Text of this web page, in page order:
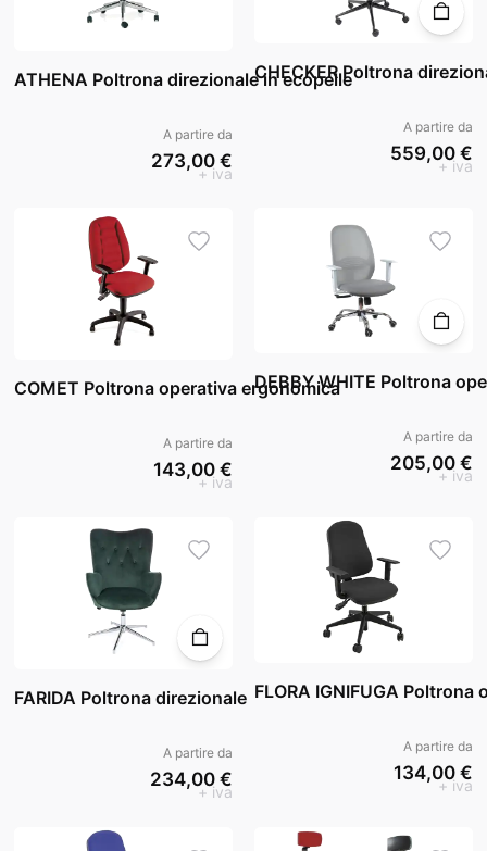
ATHENA Poltrona direzionale in ecopelle
A partire da
273,00 €
+ iva
CHECKER Poltrona
A partire da
559,00 €
+ iva
COMET Poltrona operativa ergonomica
A partire da
143,00 €
+ iva
DEBBY WHITE Poltrona
A partire da
205,00 €
+ iva
FARIDA Poltrona direzionale
A partire da
234,00 €
+ iva
FLORA IGNIFUGA Poltrona
A partire da
134,00 €
+ iva